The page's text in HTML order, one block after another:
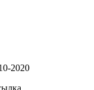
2020